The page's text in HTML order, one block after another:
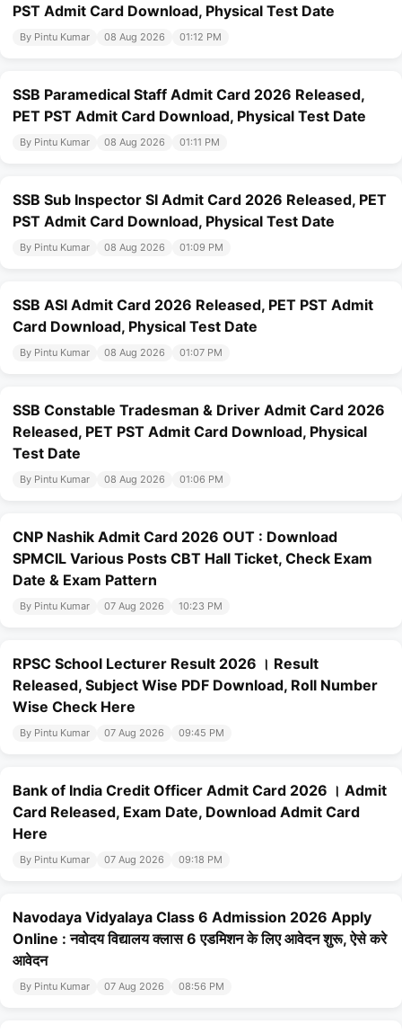
PST Admit Card Download, Physical Test Date
By Pintu Kumar 08 Aug 2026 01:12 PM
SSB Paramedical Staff Admit Card 2026 Released,
PET PST Admit Card Download, Physical Test Date
By Pintu Kumar 08 Aug 2026 01:11 PM
SSB Sub Inspector SI Admit Card 2026 Released, PET
PST Admit Card Download, Physical Test Date
By Pintu Kumar 08 Aug 2026 01:09 PM
SSB ASI Admit Card 2026 Released, PET PST Admit
Card Download, Physical Test Date
By Pintu Kumar 08 Aug 2026 01:07 PM
SSB Constable Tradesman & Driver Admit Card 2026
Released, PET PST Admit Card Download, Physical
Test Date
By Pintu Kumar 08 Aug 2026 01:06 PM
CNP Nashik Admit Card 2026 OUT : Download
SPMCIL Various Posts CBT Hall Ticket, Check Exam
Date & Exam Pattern
By Pintu Kumar 07 Aug 2026 10:23 PM
RPSC School Lecturer Result 2026 । Result
Released, Subject Wise PDF Download, Roll Number
Wise Check Here
By Pintu Kumar 07 Aug 2026 09:45 PM
Bank of India Credit Officer Admit Card 2026 । Admit
Card Released, Exam Date, Download Admit Card
Here
By Pintu Kumar 07 Aug 2026 09:18 PM
Navodaya Vidyalaya Class 6 Admission 2026 Apply
Online : नवोदय विद्यालय क्लास 6 एडमिशन के लिए आवेदन शुरू, ऐसे करे
आवेदन
By Pintu Kumar 07 Aug 2026 08:56 PM